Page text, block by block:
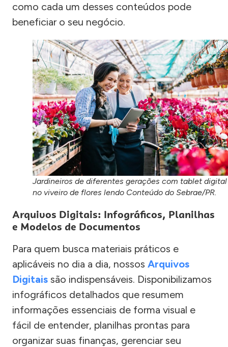
como cada um desses conteúdos pode
beneficiar o seu negócio.
Jardineiros de diferentes gerações com tablet digital
no viveiro de flores lendo Conteúdo do Sebrae/PR.
Arquivos Digitais: Infográficos, Planilhas
e Modelos de Documentos
Para quem busca materiais práticos e
aplicáveis no dia a dia, nossos Arquivos
Digitais são indispensáveis. Disponibilizamos
infográficos detalhados que resumem
informações essenciais de forma visual e
fácil de entender, planilhas prontas para
organizar suas finanças, gerenciar seu